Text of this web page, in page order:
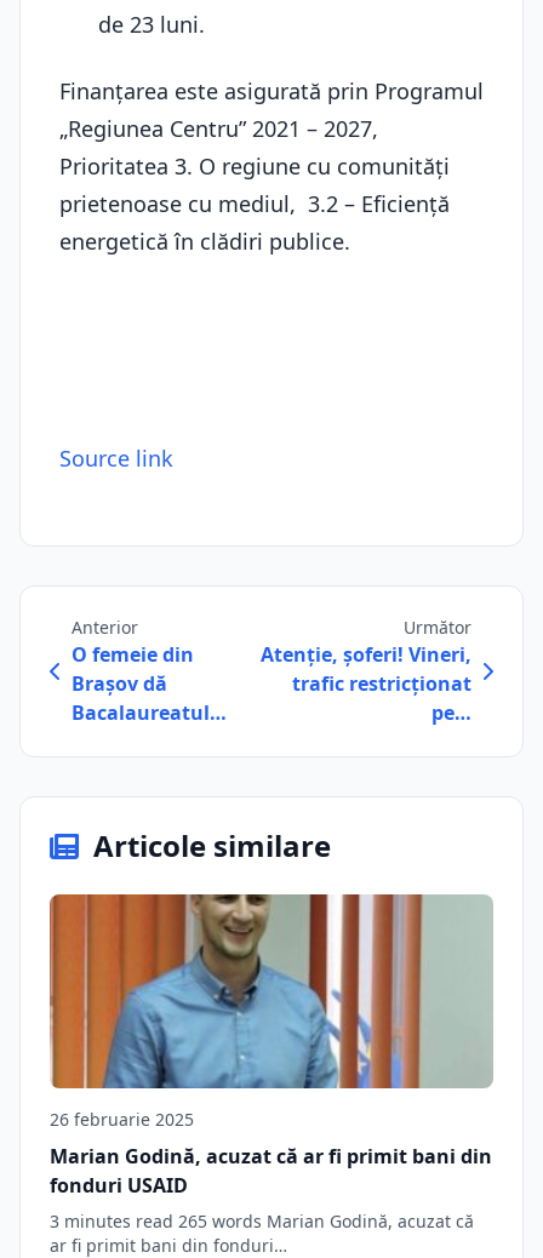
de 23 luni.
Finanțarea este asigurată prin Programul
„Regiunea Centru” 2021 – 2027,
Prioritatea 3. O regiune cu comunități
prietenoase cu mediul, 3.2 – Eficiență
energetică în clădiri publice.
Source link
Anterior
O femeie din
Brașov dă
Bacalaureatul…
Următor
Atenţie, şoferi! Vineri,
trafic restricționat
pe…
Articole similare
26 februarie 2025
Marian Godină, acuzat că ar fi primit bani din
fonduri USAID
3 minutes read 265 words Marian Godină, acuzat că
ar fi primit bani din fonduri…